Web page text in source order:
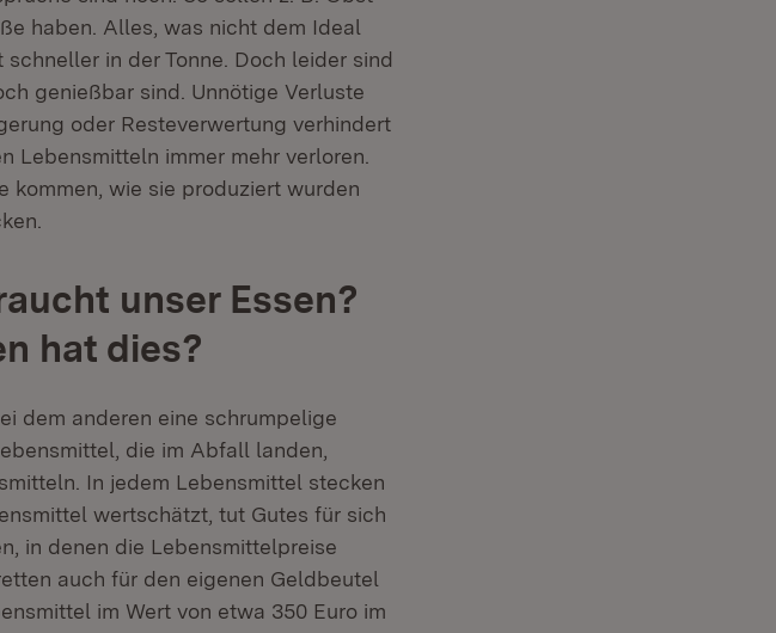
haben. Alles, was nicht dem Ideal
in der Tonne. Doch leider sind
genießbar sind. Unnötige Verluste
oder Resteverwertung verhindert
Lebensmitteln immer mehr verloren.
kommen, wie sie produziert wurden
unser Essen?
hat dies?
dem anderen eine schrumpelige
die im Abfall landen,
In jedem Lebensmittel stecken
wertschätzt, tut Gutes für sich
in denen die Lebensmittelpreise
auch für den eigenen Geldbeutel
im Wert von etwa 350 Euro im